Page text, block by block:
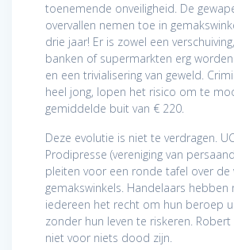
toenemende onveiligheid. De
overvallen nemen toe in
drie jaar! Er is zowel een
banken of supermarkten erg
en een trivialisering van geweld.
heel jong, lopen het risico om te
gemiddelde buit van € 220.
Deze evolutie is niet te verdragen.
Prodipresse (vereniging van
pleiten voor een ronde tafel over de
gemakswinkels. Handelaars hebben
iedereen het recht om hun beroep
zonder hun leven te riskeren.
niet voor niets dood zijn.